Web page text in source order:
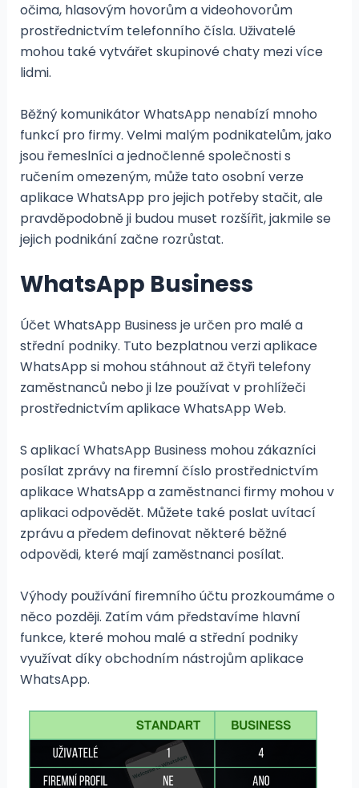
očima, hlasovým hovorům a videohovorům
prostřednictvím telefonního čísla. Uživatelé
mohou také vytvářet skupinové chaty mezi více
lidmi.
Běžný komunikátor WhatsApp nenabízí mnoho
funkcí pro firmy. Velmi malým podnikatelům, jako
jsou řemeslníci a jednočlenné společnosti s
ručením omezeným, může tato osobní verze
aplikace WhatsApp pro jejich potřeby stačit, ale
pravděpodobně ji budou muset rozšířit, jakmile se
jejich podnikání začne rozrůstat.
WhatsApp Business
Účet WhatsApp Business je určen pro malé a
střední podniky. Tuto bezplatnou verzi aplikace
WhatsApp si mohou stáhnout až čtyři telefony
zaměstnanců nebo ji lze používat v prohlížeči
prostřednictvím aplikace WhatsApp Web.
S aplikací WhatsApp Business mohou zákazníci
posílat zprávy na firemní číslo prostřednictvím
aplikace WhatsApp a zaměstnanci firmy mohou v
aplikaci odpovědět. Můžete také poslat uvítací
zprávu a předem definovat některé běžné
odpovědi, které mají zaměstnanci posílat.
Výhody používání firemního účtu prozkoumáme o
něco později. Zatím vám představíme hlavní
funkce, které mohou malé a střední podniky
využívat díky obchodním nástrojům aplikace
WhatsApp.